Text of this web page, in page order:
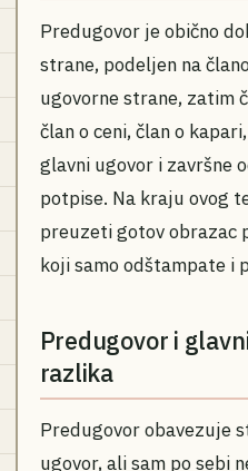
Predugovor je obično
strane, podeljen na
ugovorne strane, zatim
član o ceni, član o
glavni ugovor i završne
potpise. Na kraju ovog
preuzeti gotov obrazac
koji samo odštampate i
Predugovor i
razlika
Predugovor obavezuje
ugovor, ali sam po sebi